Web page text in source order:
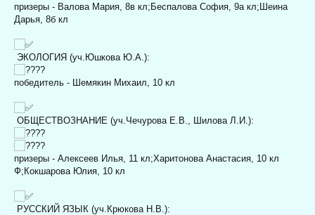
призеры - Валова Мария, 8в кл;Беспалова София, 9а кл;Шеина
Дарья, 8б кл
ЭКОЛОГИЯ (уч.Юшкова Ю.А.):
победитель - Шемякин Михаил, 10 кл
ОБЩЕСТВОЗНАНИЕ (уч.Чечурова Е.В., Шилова Л.И.):
призеры - Алексеев Илья, 11 кл;Харитонова Анастасия, 10 кл
Ф;Кокшарова Юлия, 10 кл
РУССКИЙ ЯЗЫК (уч.Крюкова Н.В.):